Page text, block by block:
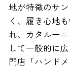
地が特徴のサ
く、履き心地
れ、カタルー
して一般的に
門店「ハンド